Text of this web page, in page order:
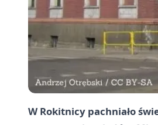
W Rokitnicy pachniało